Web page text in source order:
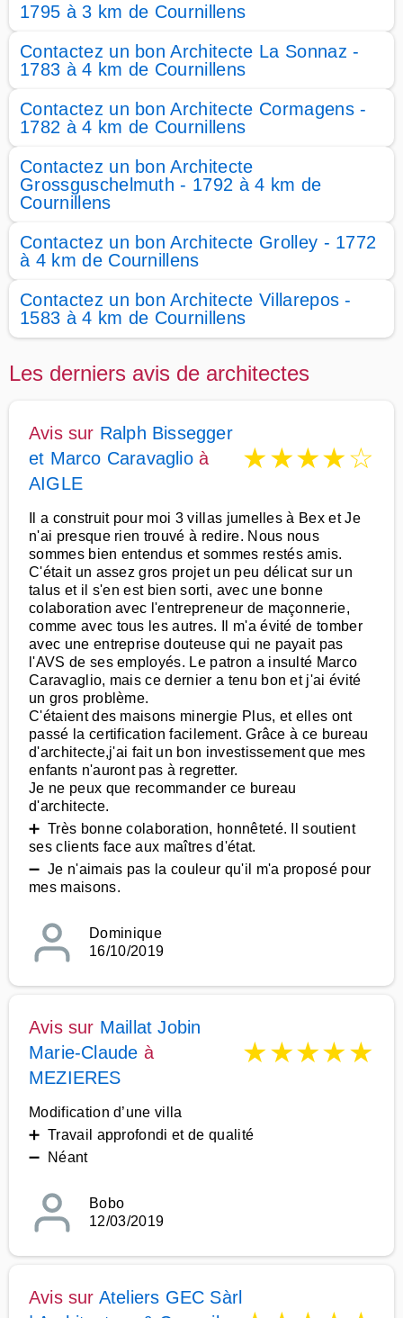
1795 à 3 km de Cournillens
Contactez un bon Architecte La Sonnaz -
1783 à 4 km de Cournillens
Contactez un bon Architecte Cormagens -
1782 à 4 km de Cournillens
Contactez un bon Architecte
Grossguschelmuth - 1792 à 4 km de
Cournillens
Contactez un bon Architecte Grolley - 1772
à 4 km de Cournillens
Contactez un bon Architecte Villarepos -
1583 à 4 km de Cournillens
Les derniers avis de architectes
Avis sur Ralph Bissegger
et Marco Caravaglioà
AIGLE
★★★★☆
Il a construit pour moi 3 villas jumelles à Bex et Je
n'ai presque rien trouvé à redire. Nous nous
sommes bien entendus et sommes restés amis.
C'était un assez gros projet un peu délicat sur un
talus et il s'en est bien sorti, avec une bonne
colaboration avec l'entrepreneur de maçonnerie,
comme avec tous les autres. Il m'a évité de tomber
avec une entreprise douteuse qui ne payait pas
l'AVS de ses employés. Le patron a insulté Marco
Caravaglio, mais ce dernier a tenu bon et j'ai évité
un gros problème.
C'étaient des maisons minergie Plus, et elles ont
passé la certification facilement. Grâce à ce bureau
d'architecte,j'ai fait un bon investissement que mes
enfants n'auront pas à regretter.
Je ne peux que recommander ce bureau
d'architecte.
➕ Très bonne colaboration, honnêteté. Il soutient
ses clients face aux maîtres d'état.
➖ Je n'aimais pas la couleur qu'il m'a proposé pour
mes maisons.
Dominique
16/10/2019
Avis sur Maillat Jobin
Marie-Claude à
MEZIERES
★★★★★
Modification d’une villa
➕ Travail approfondi et de qualité
➖ Néant
Bobo
12/03/2019
Avis sur Ateliers GEC Sàrl